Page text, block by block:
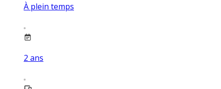
À plein temps
2 ans